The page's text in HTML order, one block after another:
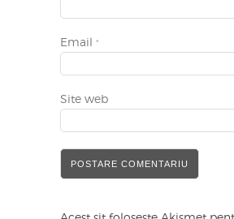
Email *
Site web